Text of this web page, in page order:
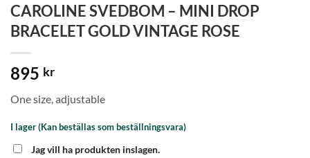
CAROLINE SVEDBOM – MINI DROP
BRACELET GOLD VINTAGE ROSE
895 kr
One size, adjustable
I lager (Kan beställas som beställningsvara)
Jag vill ha produkten inslagen.